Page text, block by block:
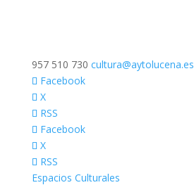
957 510 730 cultura@aytolucena.es
Facebook
X
RSS
Facebook
X
RSS
Espacios Culturales